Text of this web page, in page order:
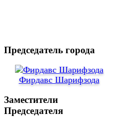
Председатель города
Фирдавс Шарифзода
Заместители
Председателя